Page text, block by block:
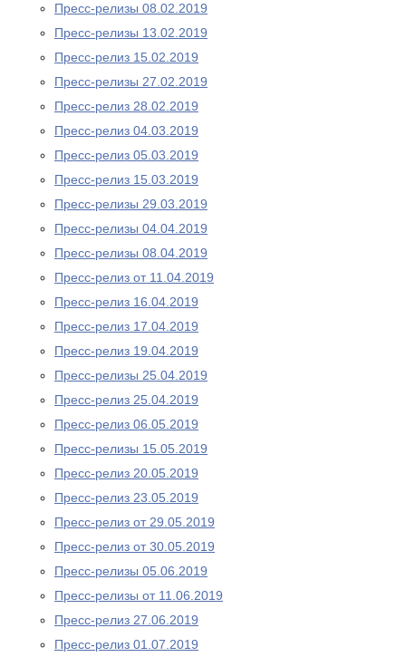
Пресс-релизы 08.02.2019
Пресс-релизы 13.02.2019
Пресс-релиз 15.02.2019
Пресс-релизы 27.02.2019
Пресс-релиз 28.02.2019
Пресс-релиз 04.03.2019
Пресс-релиз 05.03.2019
Пресс-релиз 15.03.2019
Пресс-релизы 29.03.2019
Пресс-релизы 04.04.2019
Пресс-релизы 08.04.2019
Пресс-релиз от 11.04.2019
Пресс-релиз 16.04.2019
Пресс-релиз 17.04.2019
Пресс-релиз 19.04.2019
Пресс-релизы 25.04.2019
Пресс-релиз 25.04.2019
Пресс-релиз 06.05.2019
Пресс-релизы 15.05.2019
Пресс-релиз 20.05.2019
Пресс-релиз 23.05.2019
Пресс-релиз от 29.05.2019
Пресс-релиз от 30.05.2019
Пресс-релизы 05.06.2019
Пресс-релизы от 11.06.2019
Пресс-релиз 27.06.2019
Пресс-релиз 01.07.2019